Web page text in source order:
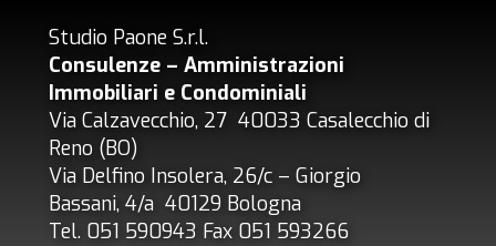
Studio Paone S.r.l.
Consulenze – Amministrazioni
Immobiliari e Condominiali
Via Calzavecchio, 27 40033 Casalecchio di
Reno (BO)
Via Delfino Insolera, 26/c – Giorgio
Bassani, 4/a 40129 Bologna
Tel. 051 590943 Fax 051 593266